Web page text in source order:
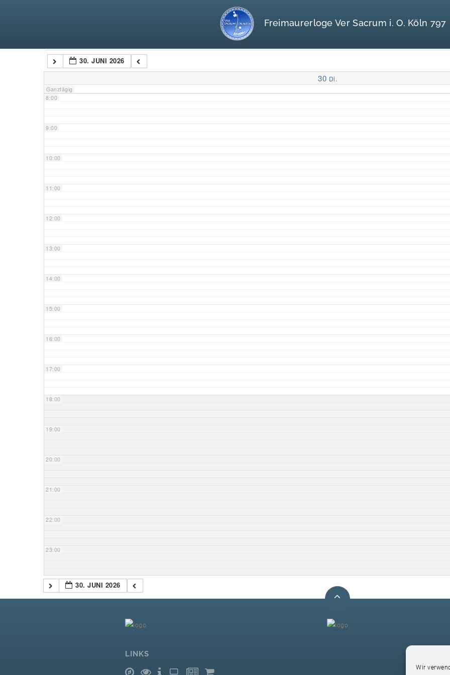
Wir
Freimaurerloge Ver Sacrum i. O. Köln 797
30. JUNI 2026
30 Di.
Ganztägig
7:00
8:00
9:00
10:00
11:00
12:00
13:00
14:00
15:00
16:00
17:00
18:00
19:00
20:00
21:00
22:00
23:00
30. JUNI 2026
LINKS